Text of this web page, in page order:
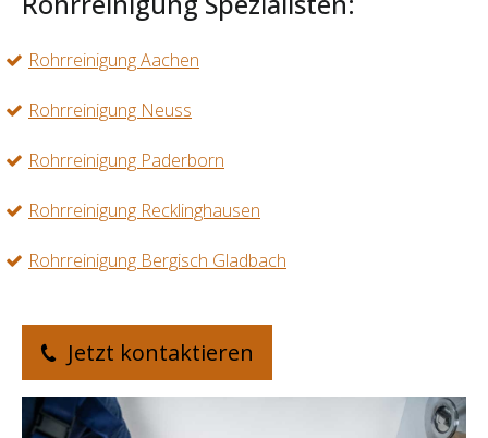
Rohrreinigung Aachen
Rohrreinigung Neuss
Rohrreinigung Paderborn
Rohrreinigung Recklinghausen
Rohrreinigung Bergisch Gladbach
Jetzt kontaktieren